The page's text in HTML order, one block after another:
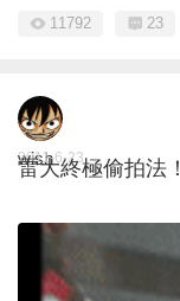
11792 23
wish
2011-6-23
雷大終極偷拍法！